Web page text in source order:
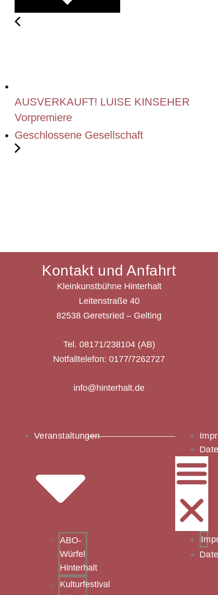
AUSVERKAUFT! LUISE KINSEHER
Vorpremiere
Geschlossene Gesellschaft
Kontakt und Anfahrt
Kleinkunstbühne Hinterhalt
Leitenstraße 40
82538 Geretsried – Gelting
Tel. 08171/238104 (AB)
Notfalltelefon: 0177/7262727
info@hinterhalt.de
Veranstaltungen
ABO-
Würfel
Hinterhalt
Kulturfestival